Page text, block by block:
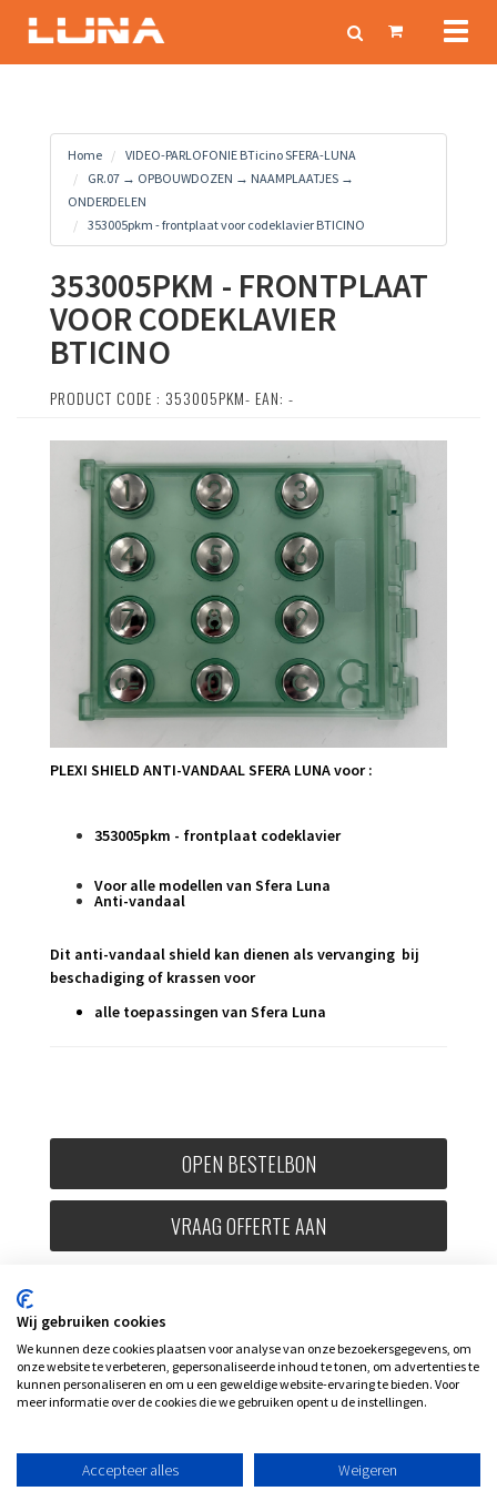
Home
VIDEO-PARLOFONIE BTicino SFERA-LUNA
GR.07 → OPBOUWDOZEN → NAAMPLAATJES →
ONDERDELEN
353005pkm - frontplaat voor codeklavier BTICINO
353005PKM - FRONTPLAAT
VOOR CODEKLAVIER
BTICINO
PRODUCT CODE : 353005PKM- EAN: -
PLEXI SHIELD ANTI-VANDAAL SFERA LUNA voor :
353005pkm - frontplaat codeklavier
Voor alle modellen van Sfera Luna
Anti-vandaal
Dit anti-vandaal shield kan dienen als vervanging bij
beschadiging of krassen voor
alle toepassingen van Sfera Luna
OPEN BESTELBON
VRAAG OFFERTE AAN
Wij gebruiken cookies
We kunnen deze cookies plaatsen voor analyse van onze bezoekersgegevens, om
onze website te verbeteren, gepersonaliseerde inhoud te tonen, om advertenties te
kunnen personaliseren en om u een geweldige website-ervaring te bieden. Voor
meer informatie over de cookies die we gebruiken opent u de instellingen.
Accepteer alles Weigeren